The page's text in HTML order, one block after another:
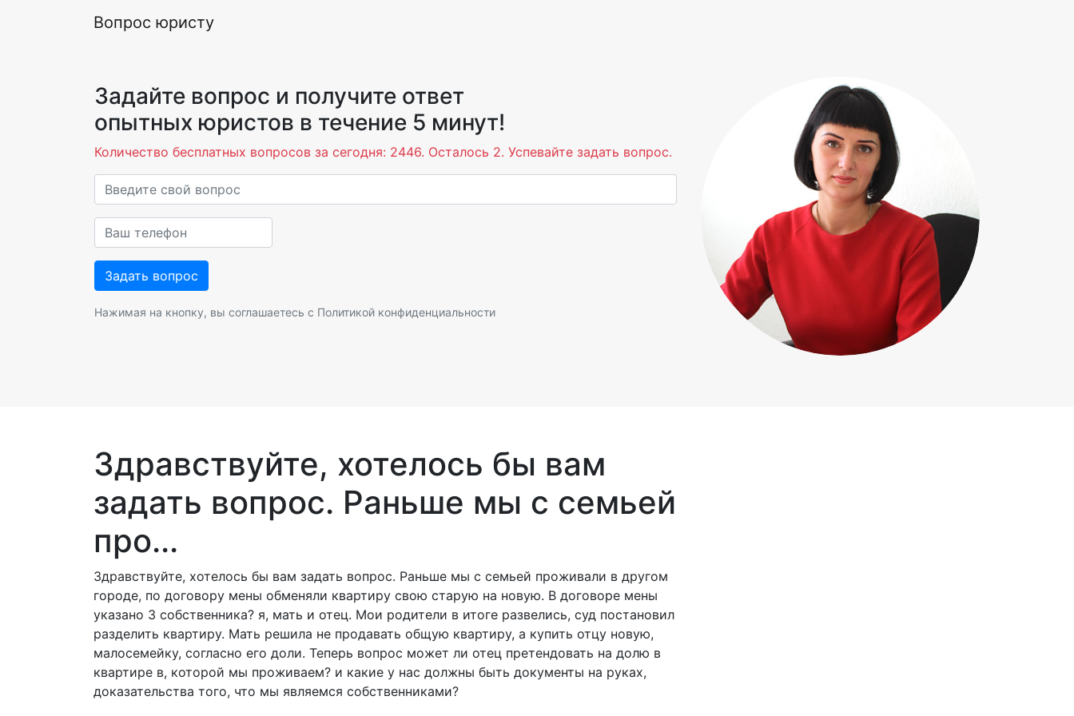
Вопрос юристу
Задайте вопрос и получите ответ
опытных юристов в течение 5 минут!
Количество бесплатных вопросов за сегодня: 2446. Осталось 2. Успевайте задать вопрос.
Нажимая на кнопку, вы соглашаетесь с Политикой конфиденциальности
Здравствуйте, хотелось бы вам
задать вопрос. Раньше мы с семьей
про...
Здравствуйте, хотелось бы вам задать вопрос. Раньше мы с семьей проживали в другом
городе, по договору мены обменяли квартиру свою старую на новую. В договоре мены
указано 3 собственника? я, мать и отец. Мои родители в итоге развелись, суд постановил
разделить квартиру. Мать решила не продавать общую квартиру, а купить отцу новую,
малосемейку, согласно его доли. Теперь вопрос может ли отец претендовать на долю в
квартире в, которой мы проживаем? и какие у нас должны быть документы на руках,
доказательства того, что мы являемся собственниками?